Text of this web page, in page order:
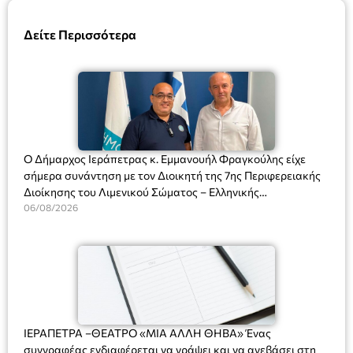
Δείτε Περισσότερα
Ο Δήμαρχος Ιεράπετρας κ. Εμμανουήλ Φραγκούλης είχε
σήμερα συνάντηση με τον Διοικητή της 7ης Περιφερειακής
Διοίκησης του Λιμενικού Σώματος – Ελληνικής
Ακτοφυλακής (Λ.Σ.-ΕΛ.ΑΚΤ.), Αρχιπλοίαρχο Λ.Σ. κ. Ιωάννη
06/08/2026
ΙΕΡΑΠΕΤΡΑ –ΘΕΑΤΡΟ «ΜΙΑ ΑΛΛΗ ΘΗΒΑ» Ένας
συγγραφέας ενδιαφέρεται να γράψει και να ανεβάσει στη